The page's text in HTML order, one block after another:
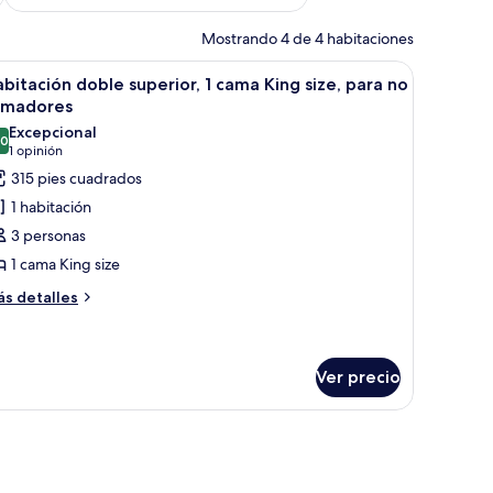
Mostrando 4 de 4 habitaciones
sobre la mesa.
una con ropa de cama estampada, suelo de madera y cabecero con diseño
Un dormitorio con dos camas, suelo de
10
doble superior, 1 cama King size, para no
de 10
Excepcional
1 opinión
(1
opinión)
315 pies cuadrados
1 habitación
3 personas
1 cama King size
detalles
Ver precio
espejo en la pared.